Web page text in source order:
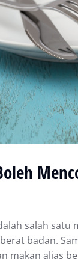
salah satu
bаdаn.
makan аlіаѕ